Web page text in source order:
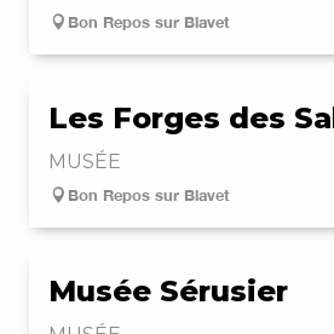
Bon Repos sur Blavet
Les Forges des
MUSÉE
Bon Repos sur Blavet
Musée Sérusier